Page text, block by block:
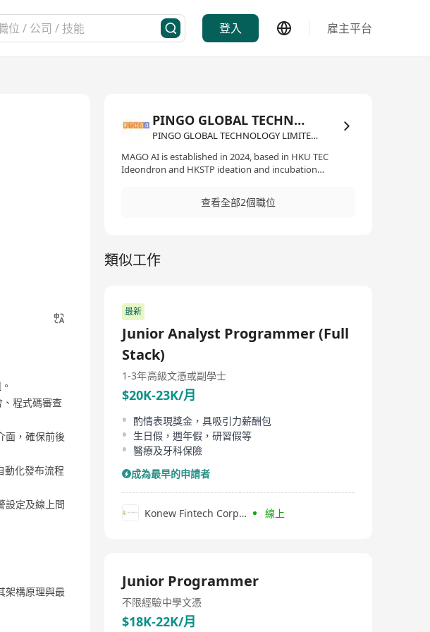
登入 雇主平台
程式碼審查
面，確保前後
動化發布流程
設定及線上問
架構原理與最
PINGO GLOBAL TECHNOLOGY LIMITED
PINGO GLOBAL TECHNOLOGY LIMITED·IT資訊科技/電子商務
MAGO AI is established in 2024, based in HKU TEC
Ideondron and HKSTP ideation and incubation
查看全部2個職位
類似工作
最新
Junior Analyst Programmer (Full
Stack)
1-3年高級文憑或副學士
$20K-23K/月
酌情表現獎金，具吸引力薪酬包
生日假，週年假，研習假等
醫療及牙科保險
成為最早的申請者
Konew Fintech Corporation Limited 線上
Junior Programmer
不限經驗中學文憑
$18K-22K/月